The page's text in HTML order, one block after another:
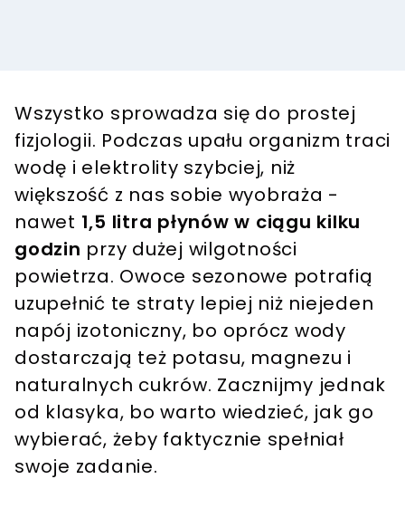
Wszystko sprowadza się do prostej
fizjologii. Podczas upału organizm traci
wodę i elektrolity szybciej, niż
większość z nas sobie wyobraża -
nawet 1,5 litra płynów w ciągu kilku
godzin przy dużej wilgotności
powietrza. Owoce sezonowe potrafią
uzupełnić te straty lepiej niż niejeden
napój izotoniczny, bo oprócz wody
dostarczają też potasu, magnezu i
naturalnych cukrów. Zacznijmy jednak
od klasyka, bo warto wiedzieć, jak go
wybierać, żeby faktycznie spełniał
swoje zadanie.